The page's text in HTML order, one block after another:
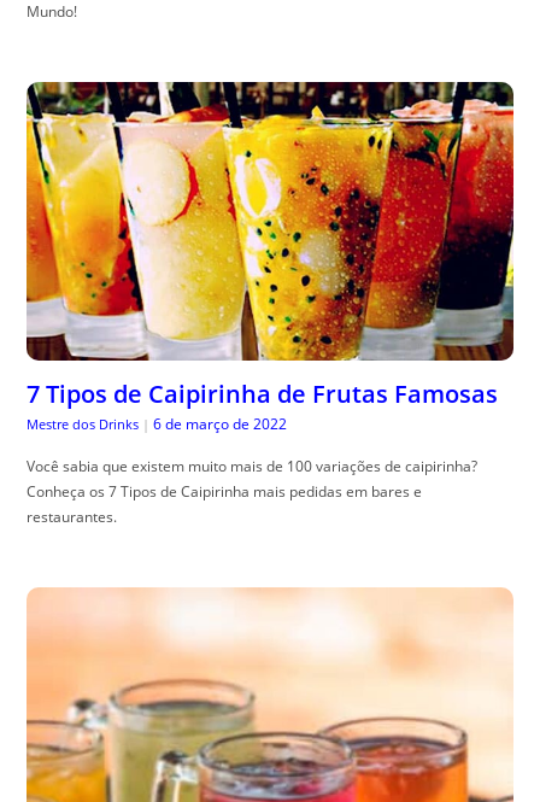
Mundo!
7 Tipos de Caipirinha de Frutas Famosas
Mestre dos Drinks | 6 de março de 2022
Você sabia que existem muito mais de 100 variações de caipirinha?
Conheça os 7 Tipos de Caipirinha mais pedidas em bares e
restaurantes.